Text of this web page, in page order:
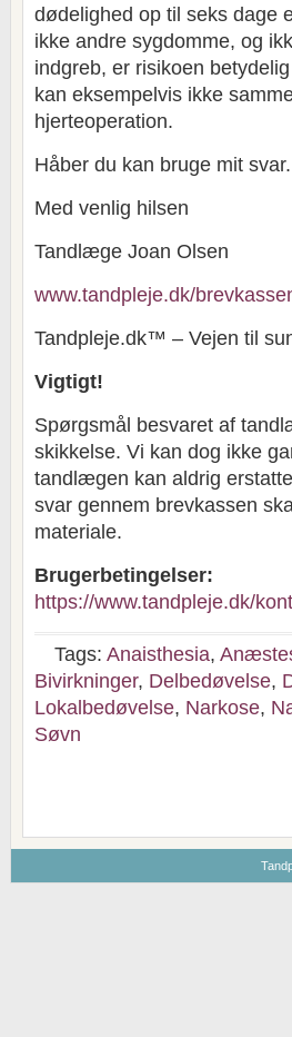
dødelighed op til seks dage
ikke andre sygdomme, og
indgreb, er risikoen
kan eksempelvis ikke
hjerteoperation.
Håber du kan bruge mit svar.
Med venlig hilsen
Tandlæge Joan Olsen
www.tandpleje.dk/
Tandpleje.dk™ – Vejen til
Vigtigt!
Spørgsmål besvaret af
skikkelse. Vi kan dog ikke
tandlægen kan aldrig
svar gennem brevkassen
materiale.
Brugerbetingelser:
https://www.tandpleje.dk/
Tags: Anaisthesia,
Bivirkninger, Delbedøvelse,
Lokalbedøvelse, Narkose,
Søvn